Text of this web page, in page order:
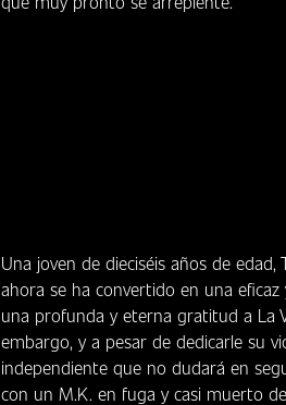
Una joven de dieciséis años de
ahora se ha convertido en una
una profunda y eterna gratitud a La
embargo, y a pesar de dedicarle su
independiente que no dudará en
con un M.K. en fuga y casi muerto